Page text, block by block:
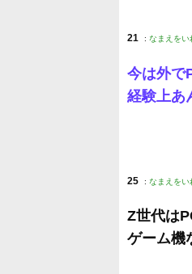
21 : なまえをい
今は外で
経験上あ
25 : なまえをい
Z世代は
ゲーム機